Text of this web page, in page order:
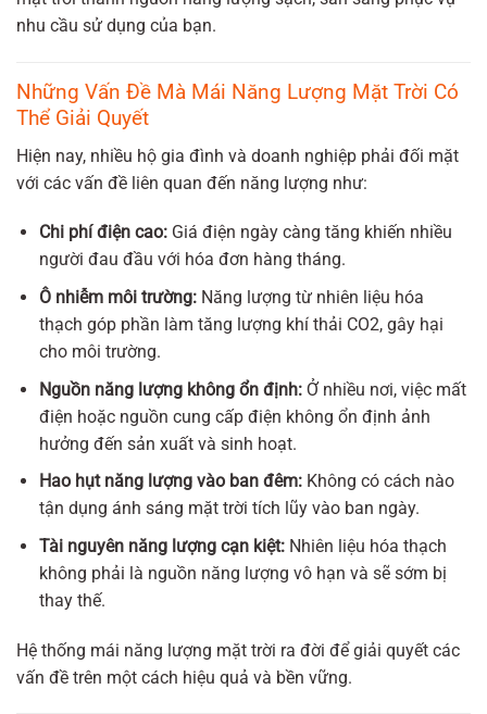
nhu cầu sử dụng của bạn.
Những Vấn Đề Mà Mái Năng Lượng Mặt Trời Có
Thể Giải Quyết
Hiện nay, nhiều hộ gia đình và doanh nghiệp phải đối mặt
với các vấn đề liên quan đến năng lượng như:
Chi phí điện cao:Giá điện ngày càng tăng khiến nhiều
người đau đầu với hóa đơn hàng tháng.
Ô nhiễm môi trường:Năng lượng từ nhiên liệu hóa
thạch góp phần làm tăng lượng khí thải CO2, gây hại
cho môi trường.
Nguồn năng lượng không ổn định:Ở nhiều nơi, việc mất
điện hoặc nguồn cung cấp điện không ổn định ảnh
hưởng đến sản xuất và sinh hoạt.
Hao hụt năng lượng vào ban đêm:Không có cách nào
tận dụng ánh sáng mặt trời tích lũy vào ban ngày.
Tài nguyên năng lượng cạn kiệt:Nhiên liệu hóa thạch
không phải là nguồn năng lượng vô hạn và sẽ sớm bị
thay thế.
Hệ thống mái năng lượng mặt trời ra đời để giải quyết các
vấn đề trên một cách hiệu quả và bền vững.